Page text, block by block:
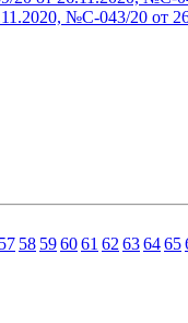
№С-043/20 от
57 58 596061 62636465